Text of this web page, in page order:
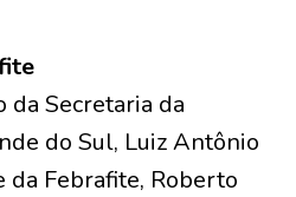
da Secretaria da
do Sul, Luiz Antônio
da Febrafite, Roberto